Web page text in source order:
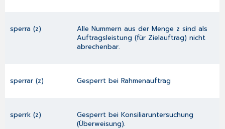
sperra (z)
Alle Nummern aus der Menge z sind als
Auftragsleistung (für Zielauftrag) nicht
abrechenbar.
sperrar (z) Gesperrt bei Rahmenauftrag
sperrk (z)
Gesperrt bei Konsiliaruntersuchung
(Überweisung).